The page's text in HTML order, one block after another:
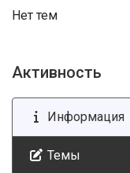
Нет тем
Активность
Информация
Темы